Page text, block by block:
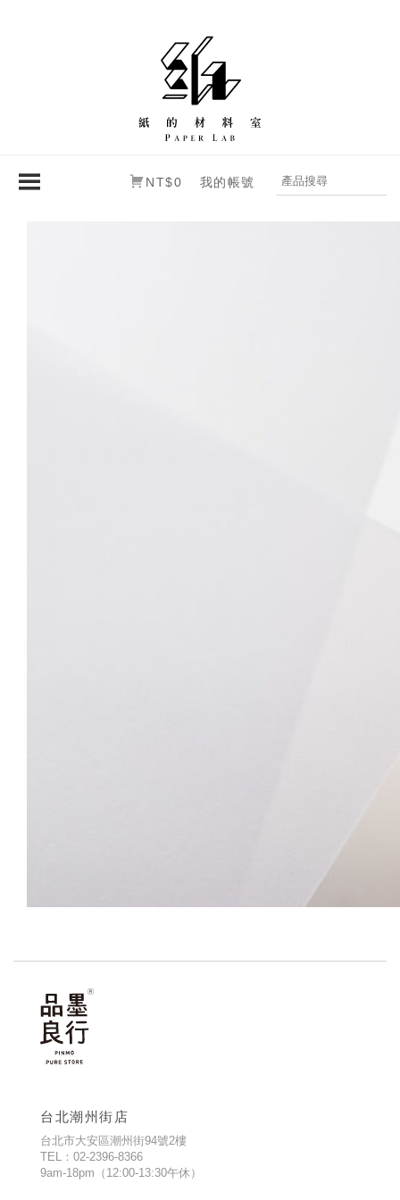
NT$0 我的帳號
台北潮州街店
台北市大安區潮州街94號2樓
TEL：02-2396-8366
9am-18pm（12:00-13:30午休）